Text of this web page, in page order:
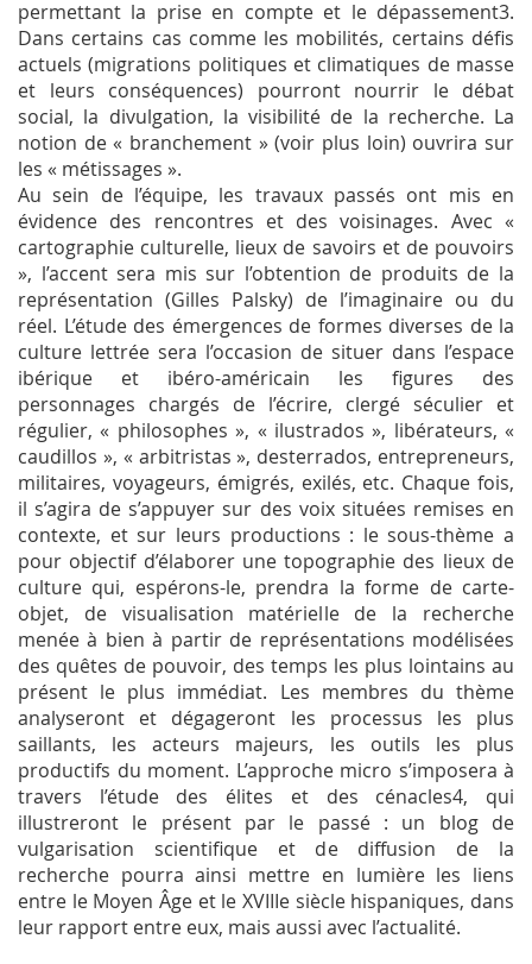
permettant la prise en compte et le dépassement3.
Dans certains cas comme les mobilités, certains défis
actuels (migrations politiques et climatiques de masse
et leurs conséquences) pourront nourrir le débat
social, la divulgation, la visibilité de la recherche. La
notion de « branchement » (voir plus loin) ouvrira sur
les « métissages ».
Au sein de l’équipe, les travaux passés ont mis en
évidence des rencontres et des voisinages. Avec «
cartographie culturelle, lieux de savoirs et de pouvoirs
», l’accent sera mis sur l’obtention de produits de la
représentation (Gilles Palsky) de l’imaginaire ou du
réel. L’étude des émergences de formes diverses de la
culture lettrée sera l’occasion de situer dans l’espace
ibérique et ibéro-américain les figures des
personnages chargés de l’écrire, clergé séculier et
régulier, « philosophes », « ilustrados », libérateurs, «
caudillos », « arbitristas », desterrados, entrepreneurs,
militaires, voyageurs, émigrés, exilés, etc. Chaque fois,
il s’agira de s’appuyer sur des voix situées remises en
contexte, et sur leurs productions : le sous-thème a
pour objectif d’élaborer une topographie des lieux de
culture qui, espérons-le, prendra la forme de carte-
objet, de visualisation matérielle de la recherche
menée à bien à partir de représentations modélisées
des quêtes de pouvoir, des temps les plus lointains au
présent le plus immédiat. Les membres du thème
analyseront et dégageront les processus les plus
saillants, les acteurs majeurs, les outils les plus
productifs du moment. L’approche micro s’imposera à
travers l’étude des élites et des cénacles4, qui
illustreront le présent par le passé : un blog de
vulgarisation scientifique et de diffusion de la
recherche pourra ainsi mettre en lumière les liens
entre le Moyen Âge et le XVIIIe siècle hispaniques, dans
leur rapport entre eux, mais aussi avec l’actualité.